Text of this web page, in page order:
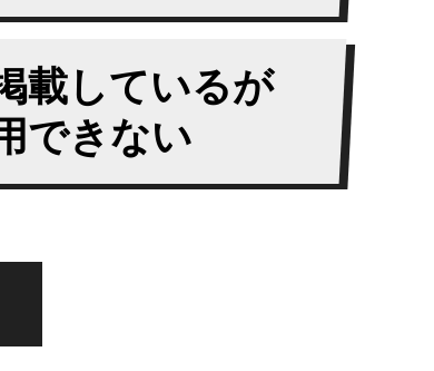
載しているが
できない